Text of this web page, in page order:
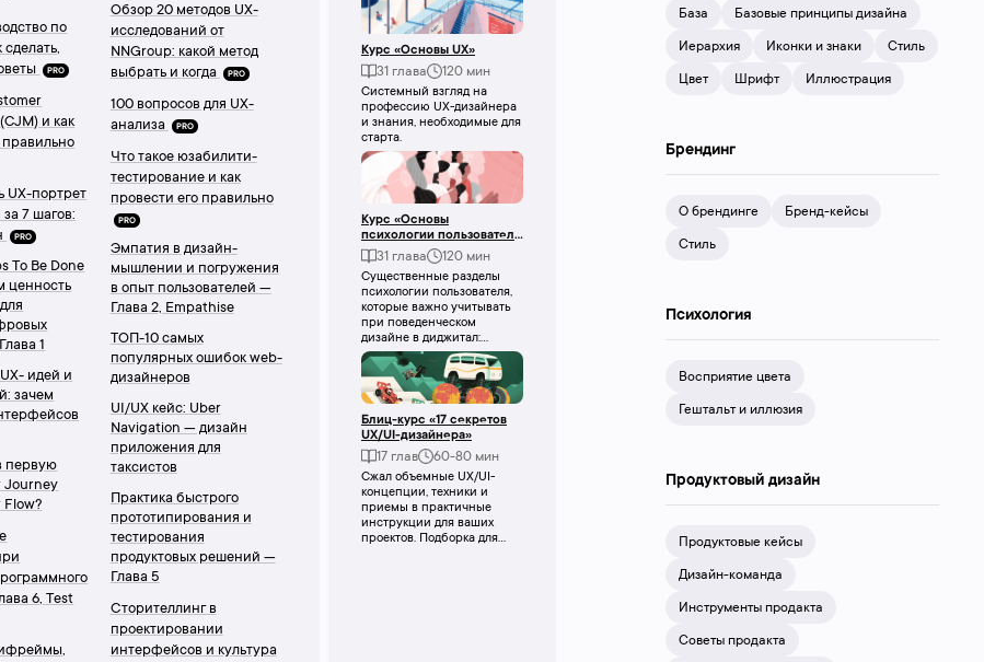
по
сделать,
PRO
и как
правильно
UX-портрет
за 7 шагов:
PRO
To Be Done
ценность
1
идей и
зачем
первую
Journey
Flow?
6, Test
Обзор 20 методов UX-
исследований от
NNGroup: какой метод
выбрать и когда
PRO
100 вопросов для UX-
анализа
PRO
Что такое юзабилити-
тестирование и как
провести его правильно
PRO
Эмпатия в дизайн-
мышлении и погружения
в опыт пользователей —
Глава 2, Empathise
ТОП-10 самых
популярных ошибок web-
дизайнеров
UI/UX кейс: Uber
Navigation — дизайн
приложения для
таксистов
Практика быстрого
прототипирования и
тестирования
продуктовых решений —
Глава 5
Сторителлинг в
проектировании
интерфейсов и культура
Курс «Основы UX»
31 глава 120 мин
Cистемный взгляд на
профессию UX-дизайнера
и знания, необходимые для
старта.
Курс «Основы
психологии пользователя
и поведенческий дизайн
в диджитал»
31 глава 120 мин
Существенные разделы
психологии пользователя,
которые важно учитывать
при поведенческом
дизайне в диджитал:
основы прикладной
психологии для UX-
дизайнеров.
Блиц-курс «17 cекретов
UX/UI-дизайнера»
17 глав 60-80 мин
Сжал объемные UX/UI-
концепции, техники и
приемы в практичные
инструкции для ваших
проектов. Подборка для
База Базовые принципы дизайна
Иерархия Иконки и знаки Стиль
Цвет Шрифт Иллюстрация
Брендинг
О брендинге Бренд-кейсы
Стиль
Психология
Восприятие цвета
Гештальт и иллюзия
Продуктовый дизайн
Продуктовые кейсы
Дизайн-команда
Инструменты продакта
Советы продакта